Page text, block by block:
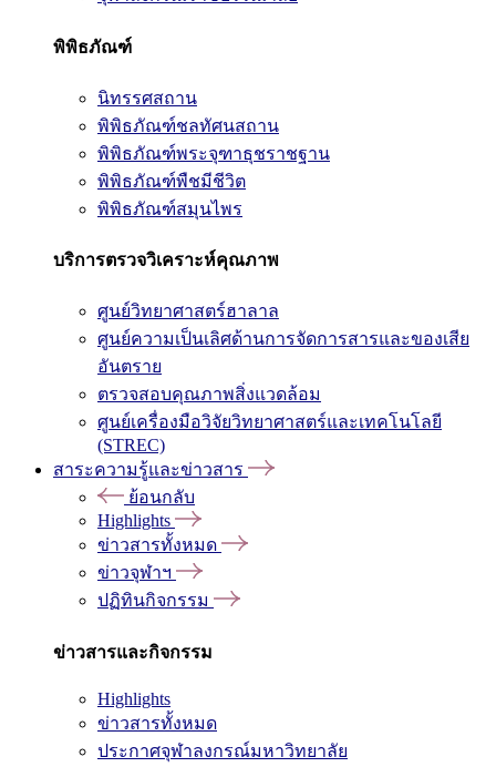
พิพิธภัณฑ์
นิทรรศสถาน
พิพิธภัณฑ์ชลทัศนสถาน
พิพิธภัณฑ์พระจุฑาธุชราชฐาน
พิพิธภัณฑ์พืชมีชีวิต
พิพิธภัณฑ์สมุนไพร
บริการตรวจวิเคราะห์คุณภาพ
ศูนย์วิทยาศาสตร์ฮาลาล
ศูนย์ความเป็นเลิศด้านการจัดการสารและของเสีย
อันตราย
ตรวจสอบคุณภาพสิ่งแวดล้อม
ศูนย์เครื่องมือวิจัยวิทยาศาสตร์และเทคโนโลยี
(STREC)
สาระความรู้และข่าวสาร
ย้อนกลับ
Highlights
ข่าวสารทั้งหมด
ข่าวจุฬาฯ
ปฏิทินกิจกรรม
ข่าวสารและกิจกรรม
Highlights
ข่าวสารทั้งหมด
ประกาศจุฬาลงกรณ์มหาวิทยาลัย